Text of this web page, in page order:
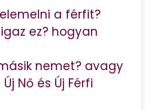
a férfit?
ez? hogyan
nemet? avagy
Nő és Új Férfi